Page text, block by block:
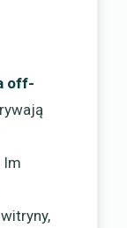
off-
Im